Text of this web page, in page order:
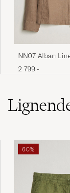
NN07 Alban
Overshirt Clay
2 799,-
60%